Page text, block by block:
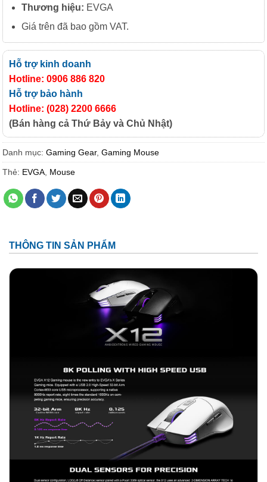
Thương hiệu: EVGA
Giá trên đã bao gồm VAT.
Hỗ trợ kinh doanh
Hotline: 0906 886 820
Hỗ trợ bảo hành
Hotline: (028) 2200 6666
(Bán hàng cả Thứ Bảy và Chủ Nhật)
Danh mục: Gaming Gear, Gaming Mouse
Thẻ: EVGA Mouse
THÔNG TIN SẢN PHẨM